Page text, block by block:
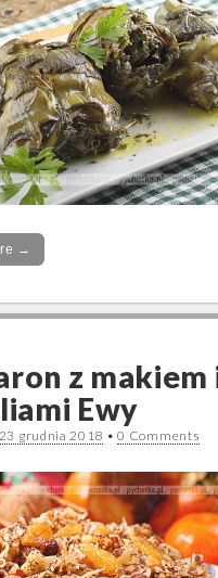
→
z makiem
Ewy
23 grudnia 2018 •0 Comments